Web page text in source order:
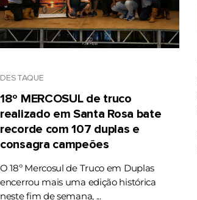
DESTAQUE
18º MERCOSUL de truco
realizado em Santa Rosa bate
recorde com 107 duplas e
consagra campeões
O 18º Mercosul de Truco em Duplas
encerrou mais uma edição histórica
neste fim de semana, ...